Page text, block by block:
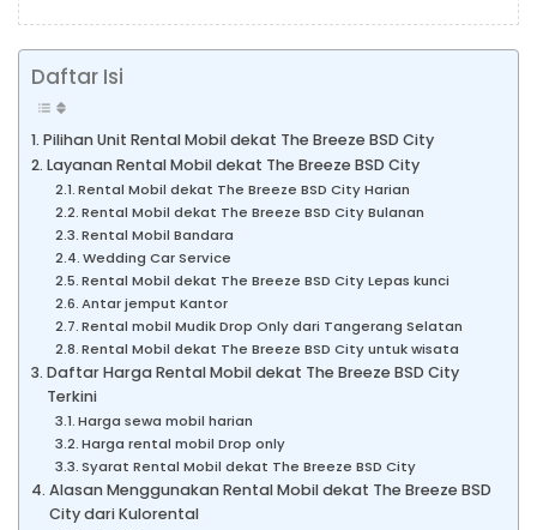
Daftar Isi
Pilihan Unit Rental Mobil dekat The Breeze BSD City
Layanan Rental Mobil dekat The Breeze BSD City
Rental Mobil dekat The Breeze BSD City Harian
Rental Mobil dekat The Breeze BSD City Bulanan
Rental Mobil Bandara
Wedding Car Service
Rental Mobil dekat The Breeze BSD City Lepas kunci
Antar jemput Kantor
Rental mobil Mudik Drop Only dari Tangerang Selatan
Rental Mobil dekat The Breeze BSD City untuk wisata
Daftar Harga Rental Mobil dekat The Breeze BSD City
Terkini
Harga sewa mobil harian
Harga rental mobil Drop only
Syarat Rental Mobil dekat The Breeze BSD City
Alasan Menggunakan Rental Mobil dekat The Breeze BSD
City dari Kulorental